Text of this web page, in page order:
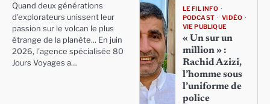
Quand deux générations
d'explorateurs unissent leur
passion sur le volcan le plus
étrange de la planète... En juin
2026, l'agence spécialisée 80
Jours Voyages a…
LE FIL INFO
PODCAST
VIDÉO
VIE PUBLIQUE
« Un sur un
million » :
Rachid Azizi,
l’homme sous
l’uniforme de
police